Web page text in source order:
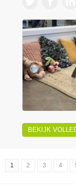
BEKIJK
1 2 3 4